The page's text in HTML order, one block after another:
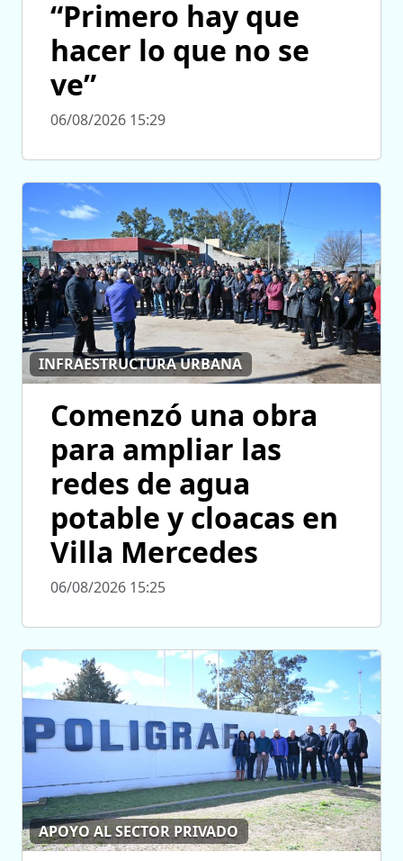
“Primero hay que
hacer lo que no se
ve”
06/08/2026 15:29
INFRAESTRUCTURA URBANA
Comenzó una obra
para ampliar las
redes de agua
potable y cloacas en
Villa Mercedes
06/08/2026 15:25
APOYO AL SECTOR PRIVADO